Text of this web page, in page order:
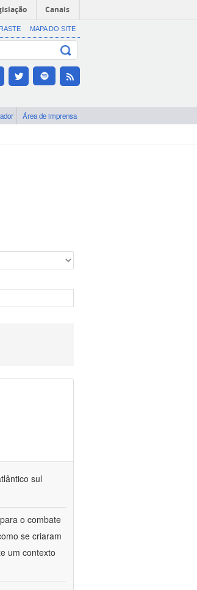
Canais
MAPA DO SITE
Área de imprensa
sul
o combate
se criaram
um contexto